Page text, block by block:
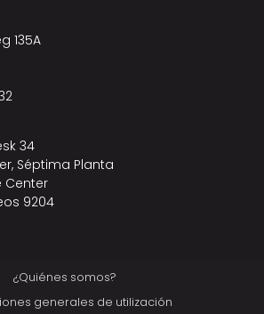
135A
34
Séptima Planta
Center
9204
¿Quiénes somos?
generales de utilización